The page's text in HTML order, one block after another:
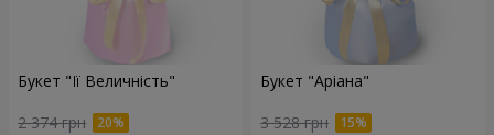
Букет "Її Величність"
2 374 грн
Букет "Аріана"
3 528 грн